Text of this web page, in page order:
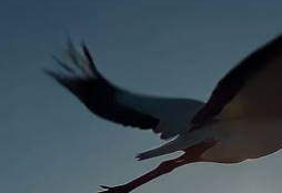
Support
Suchen